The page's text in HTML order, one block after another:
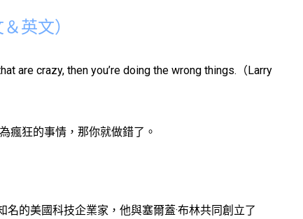
英文）
are crazy, then you’re doing the wrong things.（Larry
瘋狂的事情，那你就做錯了。
名的美國科技企業家，他與塞爾蓋·布林共同創立了